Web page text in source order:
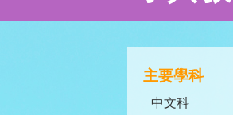
主要學科
中文科